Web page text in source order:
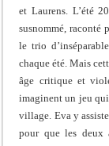
et Laurens. L’été
susnommé, raconté
le trio
chaque été. Mais
âge critique et
imaginent un jeu
village. Eva y
pour que les deux